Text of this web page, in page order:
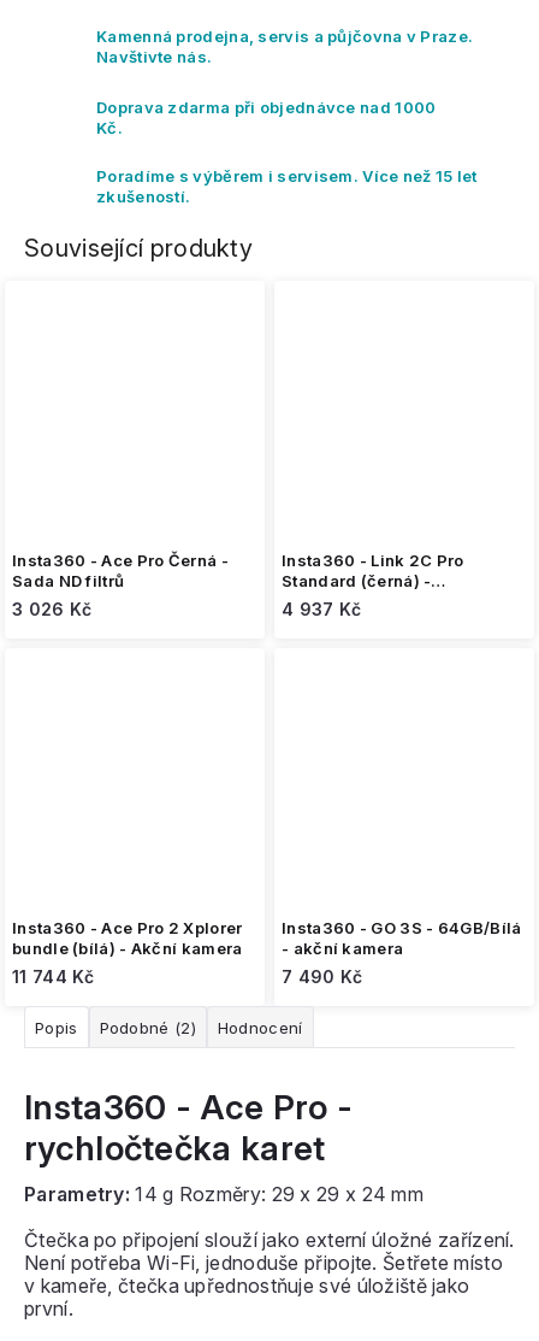
Kamenná prodejna, servis a půjčovna v Praze.
Navštivte nás.
Doprava zdarma při objednávce nad 1000
Kč.
Poradíme s výběrem i servisem. Více než 15 let
zkušeností.
Související produkty
Insta360 - Ace Pro Černá -
Sada ND filtrů
3 026 Kč
Insta360 - Link 2C Pro
Standard (černá) -
webkamera
4 937 Kč
Insta360 - Ace Pro 2 Xplorer
bundle (bílá) - Akční kamera
11 744 Kč
Insta360 - GO 3S - 64GB/Bílá
- akční kamera
7 490 Kč
Popis Podobné (2) Hodnocení
Insta360 - Ace Pro -
rychločtečka karet
Parametry: 14 g Rozměry: 29 x 29 x 24 mm
Čtečka po připojení slouží jako externí úložné zařízení.
Není potřeba Wi-Fi, jednoduše připojte. Šetřete místo
v kameře, čtečka upřednostňuje své úložiště jako
první.